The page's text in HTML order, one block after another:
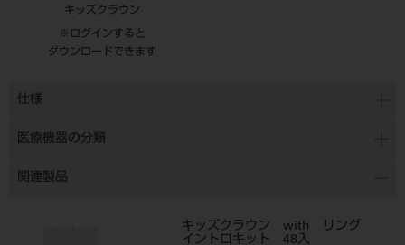
キッズクラウン
※ログインすると
ダウンロードできます
仕様
医療機器の分類
関連製品
キッズクラウン with リング
イントロキット 48入